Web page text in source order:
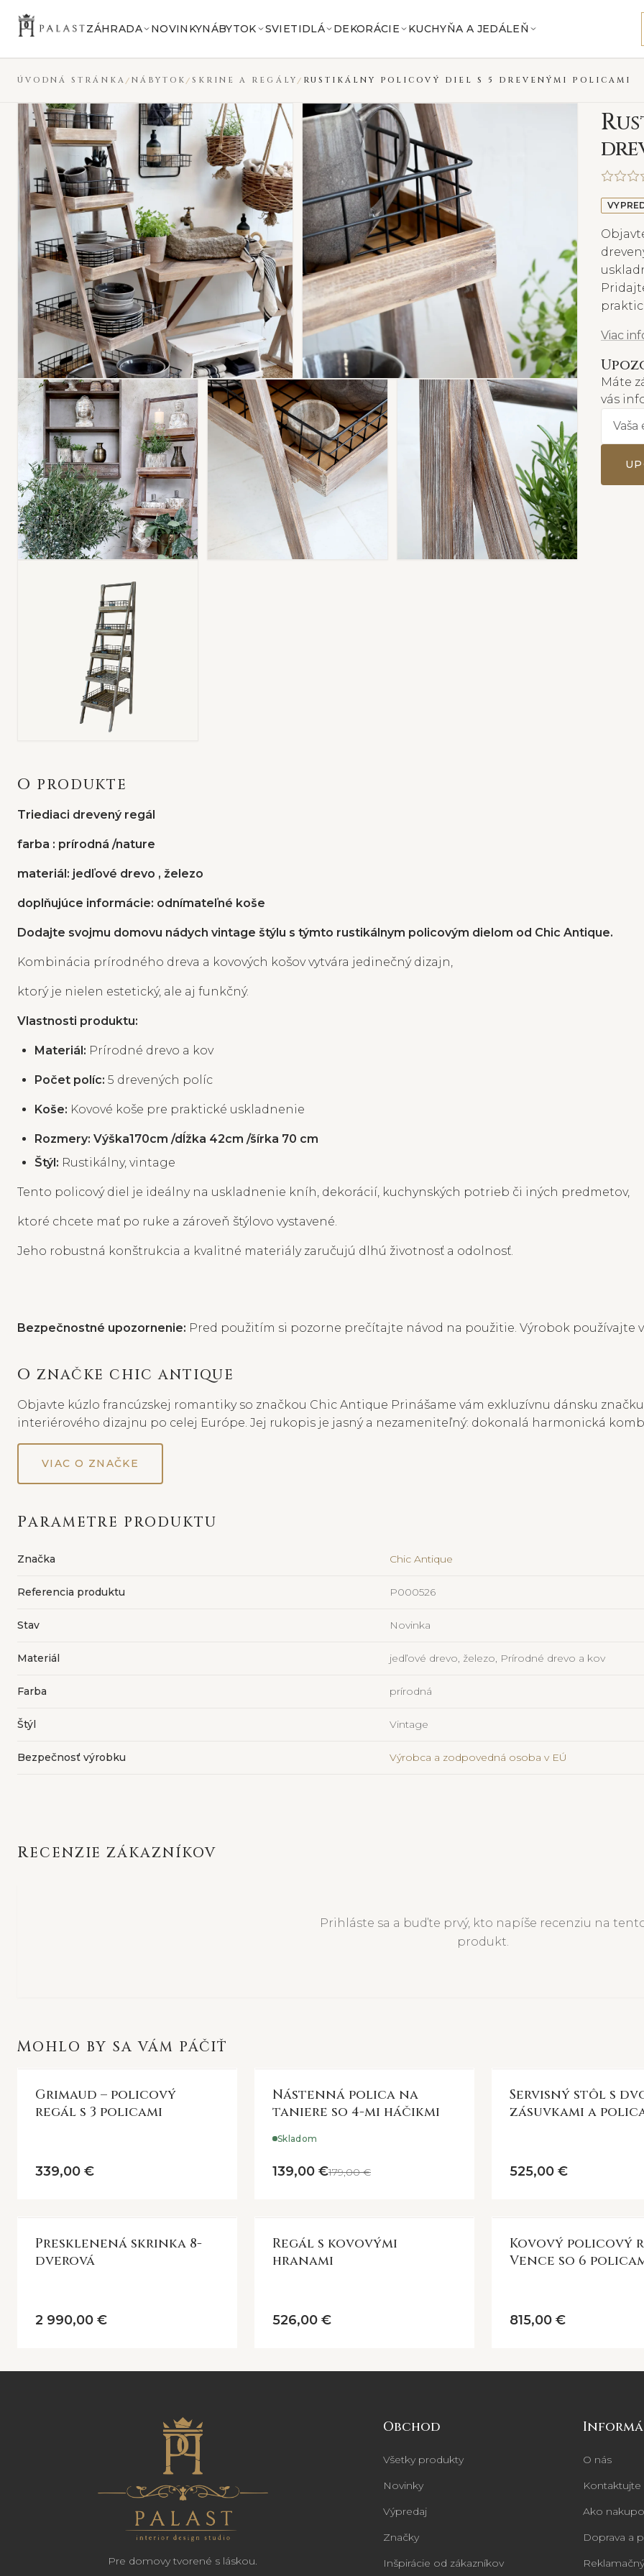
Preskočiť na obsah
ZÁHRADA NOVINKYNÁBYTOK SVIETIDLÁ DEKORÁCIE KUCHYŇA A JEDÁLEŇ
ÚVODNÁ STRÁNKA NÁBYTOK SKRINE A REGÁLY RUSTIKÁLNY POLICOVÝ DIEL S 5 DREVENÝMI POLICAMI
R
Viac
Máte
vás
O PRODUKTE
Triediaci drevený regál
farba : prírodná /nature
materiál: jedľové drevo , železo
doplňujúce informácie: odnímateľné koše
Dodajte svojmu domovu nádych vintage štýlu s týmto rustikálnym policovým dielom od Chic Antique.
Kombinácia prírodného dreva a kovových košov vytvára jedinečný dizajn,
ktorý je nielen estetický, ale aj funkčný.
Vlastnosti produktu:
Materiál: Prírodné drevo a kov
Počet políc: 5 drevených políc
Koše: Kovové koše pre praktické uskladnenie
Rozmery: Výška170cm /dĺžka 42cm /šírka 70 cm
Štýl: Rustikálny, vintage
Tento policový diel je ideálny na uskladnenie kníh, dekorácií, kuchynských potrieb či iných predmetov,
ktoré chcete mať po ruke a zároveň štýlovo vystavené.
Jeho robustná konštrukcia a kvalitné materiály zaručujú dlhú životnosť a odolnosť.
Bezpečnostné upozornenie: Pred použitím si pozorne prečítajte návod na použitie. Výrobok používajte
O ZNAČKE CHIC ANTIQUE
Objavte kúzlo francúzskej romantiky so značkou Chic Antique Prinášame vám exkluzívnu dánsku
interiérového dizajnu po celej Európe. Jej rukopis je jasný a nezameniteľný: dokonalá harmonická
VIAC O ZNAČKE
PARAMETRE PRODUKTU
Značka Chic Antique
Referencia produktu P000526
Stav Novinka
Materiál jedľové drevo, železo, Prírodné drevo a kov​
Farba prírodná
Štýl Vintage
Bezpečnosť výrobku Výrobca a zodpovedná osoba v EÚ
RECENZIE ZÁKAZNÍKOV
Prihláste sa a buďte prvý, kto napíše recenziu na
produkt.
MOHLO BY SA VÁM PÁČIŤ
Grimaud – policový
regál s 3 policami
339,00 €
Nástenná polica na
taniere so 4-mi háčikmi
Skladom
139,00 €179,00 €
Servisný stôl s
zásuvkami a
525,00 €
Presklenená skrinka 8-
dverová
2 990,00 €
Regál s kovovými
hranami
526,00 €
VYPREDANÉ
Kovový policový
Vence so 6
815,00 €
Pre domovy tvorené s láskou.
Obchod
Všetky produkty
Novinky
Výpredaj
Značky
Inšpirácie od zákazníkov
O nás
Kontaktujte
Ako
Doprava a